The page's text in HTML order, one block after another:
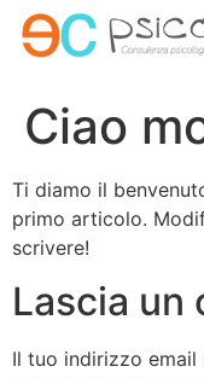
Ciao
Ti diamo il
primo articolo.
scrivere!
Lascia un
Il tuo indirizzo email